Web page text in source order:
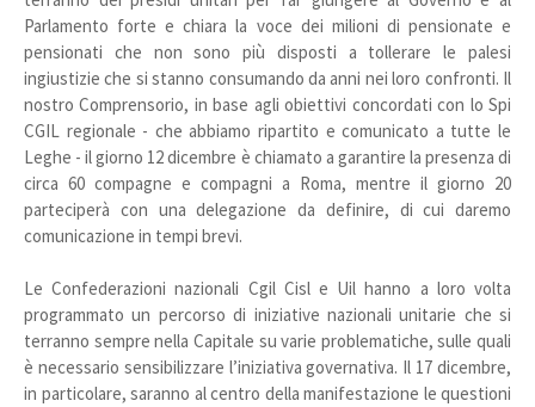
Parlamento forte e chiara la voce dei milioni di pensionate e
pensionati che non sono più disposti a tollerare le palesi
ingiustizie che si stanno consumando da anni nei loro confronti. Il
nostro Comprensorio, in base agli obiettivi concordati con lo Spi
CGIL regionale - che abbiamo ripartito e comunicato a tutte le
Leghe - il giorno 12 dicembre è chiamato a garantire la presenza di
circa 60 compagne e compagni a Roma, mentre il giorno 20
parteciperà con una delegazione da definire, di cui daremo
comunicazione in tempi brevi.
Le Confederazioni nazionali Cgil Cisl e Uil hanno a loro volta
programmato un percorso di iniziative nazionali unitarie che si
terranno sempre nella Capitale su varie problematiche, sulle quali
è necessario sensibilizzare l’iniziativa governativa. Il 17 dicembre,
in particolare, saranno al centro della manifestazione le questioni